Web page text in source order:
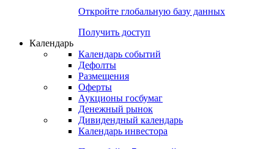
Откройте глобальную базу данных
Получить доступ
Календарь
Календарь событий
Дефолты
Размещения
Оферты
Аукционы госбумаг
Денежный рынок
Дивидендный календарь
Календарь инвестора